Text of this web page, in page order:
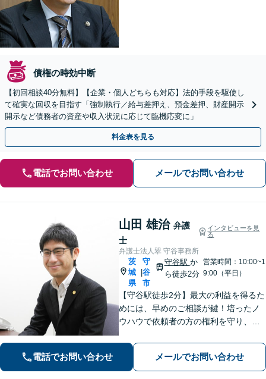
債権の時効中断
【初回相談40分無料】【企業・個人どちらも対応】法的手段を駆使し
て確実な回収を目指す「強制執行／給与差押え、預金差押、財産開示
開示など債務者の資産や収入状況に応じて臨機応変に」
料金表を見る
電話でお問い合わせ メールでお問い合わせ
山田 雄治 弁護
士
インタビューを見
る
弁護士法人翠 守谷事務所
茨
城
県
守
谷
市
守谷駅 か
ら徒歩2分
営業時間：10:00~1
9:00（平日）
【守谷駅徒歩2分】最大の利益を得るた
めには、早めのご相談が鍵！培ったノ
ウハウで依頼者の方の権利を守り、最
す。借金、遺言相続、離婚、企業法務
その他どんな相談でも受け付けます。
電話でお問い合わせ メールでお問い合わせ